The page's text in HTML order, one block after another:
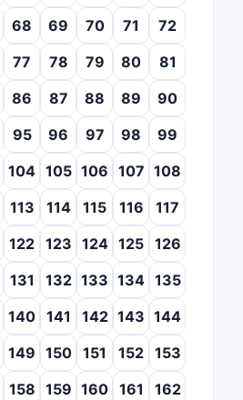
68 69 70 71
72
77 78 79 80
81
86 87 88 89
90
95 96 97 98
99
104 105 106 107 108
113 114 115 116
117
122 123 124 125 126
131 132 133 134 135
140 141 142 143 144
149 150 151 152 153
158 159 160 161 162